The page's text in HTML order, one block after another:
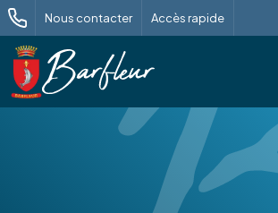
Nous contacter Accès rapide